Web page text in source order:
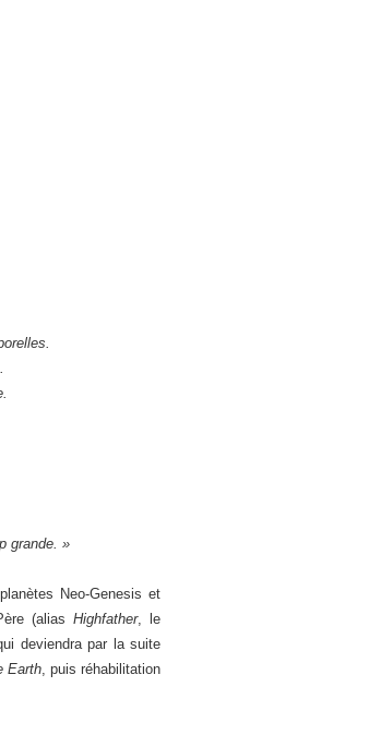
grande. »
Neo-Genesis et
(alias Highfather, le
deviendra par la suite
Earth, puis réhabilitation